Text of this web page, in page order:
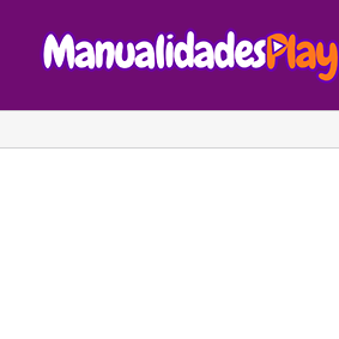
contenido